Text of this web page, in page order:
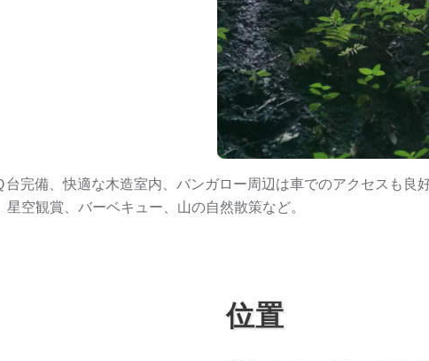
台完備、快適な木造室内、バンガロー周辺は車でのアクセスも良
星空観賞、バーベキュー、山の自然散策など。
位置